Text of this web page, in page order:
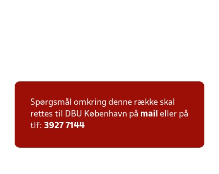
Spørgsmål omkring denne række skal
rettes til DBU København på mail eller på
tlf: 3927 7144